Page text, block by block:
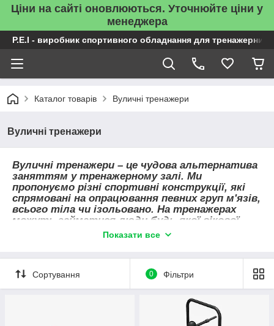
Ціни на сайті оновлюються. Уточнюйте ціни у
менеджера
P.E.I - виробник спортивного обладнання для тренажерних
Каталог товарів Вуличні тренажери
Вуличні тренажери
Вуличні тренажери – це чудова альтернатива
заняттям у тренажерному залі. Ми
пропонуємо різні спортивні конструкції, які
спрямовані на опрацювання певних груп м'язів,
всього тіла чи ізольовано. На тренажерах
можуть займатися люди будь-якої вікової
категорії та різного рівня фізичної
власною вагою людини. Доступність
вуличних тренажерів допомагає підвищувати
інтерес до спортивного способу життя,
розвивати масовий спорт, а також задавати
здоровий вектор розвитку молоді.
Показати все
Сортування 0 Фільтри